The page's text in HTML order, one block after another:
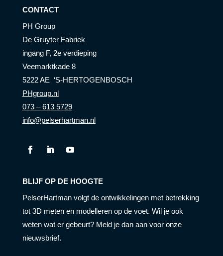
CONTACT
PH Group
De Gruyter Fabriek
ingang F, 2e verdieping
Veemarktkade 8
5222 AE ‘S-HERTOGENBOSCH
PHgroup.nl
073 – 613 5729
info@pelserhartman.nl
BLIJF OP DE HOOGTE
PelserHartman volgt de ontwikkelingen met betrekking
tot 3D meten en modelleren op de voet. Wil je ook
weten wat er gebeurt? Meld je dan aan voor onze
nieuwsbrief.